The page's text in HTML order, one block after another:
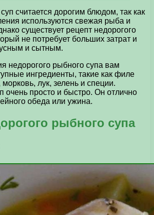
считается дорогим блюдом, так как
используются свежая рыба и
существует рецепт недорогого
не потребует больших затрат и
и сытным.
недорогого рыбного супа вам
ингредиенты, такие как филе
лук, зелень и специи.
очень просто и быстро. Он отлично
обеда или ужина.
рыбного супа